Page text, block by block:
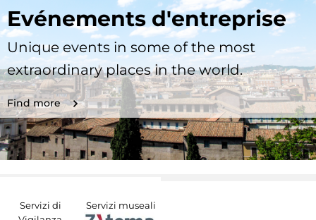
Evénements d'entreprise
Unique events in some of the most
extraordinary places in the world.
Find more
Servizi di
Servizi museali